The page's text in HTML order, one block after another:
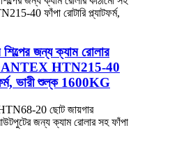
শিল্পের জন্য ক্যাম রোলার
HTN215-40
ভারী শুল্ক 1600KG